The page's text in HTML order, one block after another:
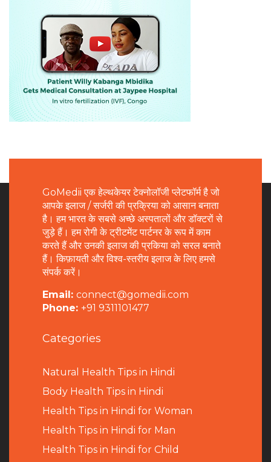
GoMedii एक हेल्थकेयर टेक्नोलॉजी प्लेटफॉर्म है जो
आपके इलाज / सर्जरी की प्रक्रिया को आसान बनाता
है। हम भारत के सबसे अच्छे अस्पतालों और डॉक्टरों से
जुड़े हैं। हम रोगी के ट्रीटमेंट पार्टनर के रूप में काम
करते हैं और उनकी इलाज की प्रकिया को सरल बनाते
हैं। किफ़ायती और विश्व-स्तरीय इलाज के लिए हमसे
संपर्क करें।
Email: connect@gomedii.com
Phone: +91 9311101477
Categories
Natural Health Tips in Hindi
Body Health Tips in Hindi
Health Tips in Hindi for Woman
Health Tips in Hindi for Man
Health Tips in Hindi for Child